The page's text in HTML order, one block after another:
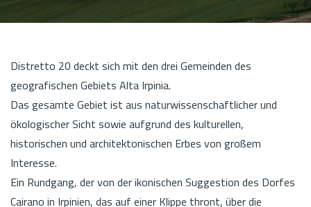
Distretto 20 deckt sich mit den drei Gemeinden des
geografischen Gebiets Alta Irpinia.
Das gesamte Gebiet ist aus naturwissenschaftlicher und
ökologischer Sicht sowie aufgrund des kulturellen,
historischen und architektonischen Erbes von großem
Interesse.
Ein Rundgang, der von der ikonischen Suggestion des Dorfes
Cairano in Irpinien, das auf einer Klippe thront, über die